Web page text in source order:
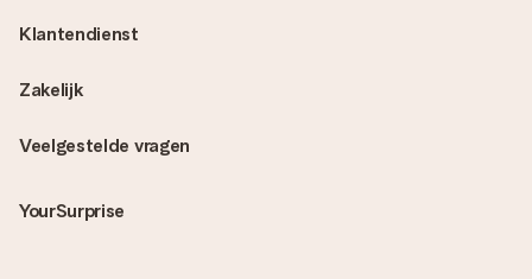
Veelgestelde vragen
YourSurprise
Klantendienst
Zakelijk